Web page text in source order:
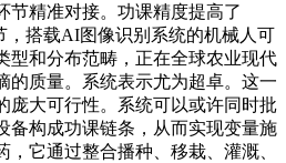
节精准对接。功课精度提高了
，搭载AI图像识别系统的机械人可
型和分布范畴，正在全球农业现代
的质量。系统表示尤为超卓。这一
庞大可行性。系统可以或许同时批
备构成功课链条，从而实现变量施
它通过整合播种、移栽、灌溉、